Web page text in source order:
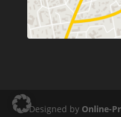
Designed by Online-